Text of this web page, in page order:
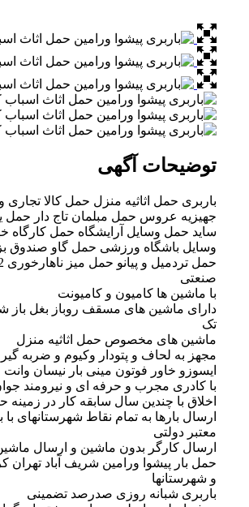
توضیحات آگهی
باربری حمل اثاثیه منزل حمل کالا تجاری و
جهیزیه عروس حمل مبلمان تاج دار حمل
ساید حمل وسایل آرایشگاه حمل کارگاه
وسایل باشگاه ورزشی حمل گاو صندوق
حمل تردمیل و
صنعتی
با ماشین ها کامیون و کامیونت
دارای ماشین های مسقف روباز بغل باز شو
ماشین های مخصوص حمل اثاثیه منزل
مجهز به لحاف و پتودار وکیوم و ضربه گیر 6 متری
ایسوزو خاور فوتون مینی بار نیسان وانت
با کادری مجرب و حرفه ای و نیرومند جوان
اخلاق با چندین سال سابقه کار در زمینه حمل
ارسال بارها به تمام نقاط شهرستانهای با بیمه و
معتبر دولتی
ارسال کارگر بدون ماشین و ارسال ماشین
حمل بار پیشوا ورامین شریف آباد تهران کرج
و شهرستانها
باربری شبانه روزی صدرصد تضمینی